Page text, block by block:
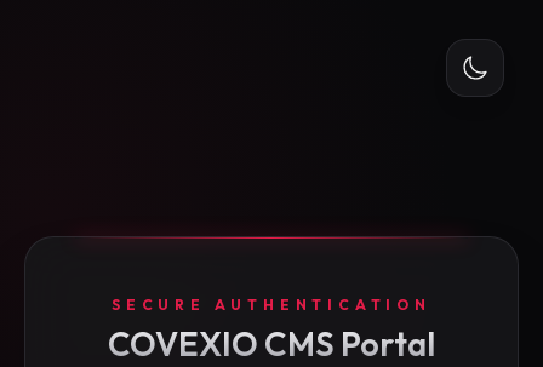
SECURE AUTHENTICATION
COVEXIO CMS Portal